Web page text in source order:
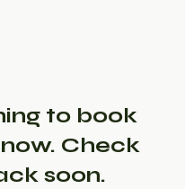
to book
Check
soon.